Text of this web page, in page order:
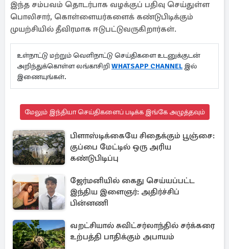
இந்த சம்பவம் தொடர்பாக வழக்குப் பதிவு செய்துள்ள
பொலிசார், கொள்ளையர்களைக் கண்டுபிடிக்கும்
முயற்சியில் தீவிரமாக ஈடுபட்டுவருகிறார்கள்.
உள்நாட்டு மற்றும் வெளிநாட்டு செய்திகளை உடனுக்குடன்
அறிந்துக்கொள்ள லங்காசிறி WHATSAPP CHANNEL இல்
இணையுங்கள்.
மேலும் இந்தியா செய்திகளைப் படிக்க இங்கே அழுத்தவும்
பிளாஸ்டிக்கையே சிதைக்கும் பூஞ்சை:
குப்பை மேட்டில் ஒரு அரிய
கண்டுபிடிப்பு
ஜேர்மனியில் கைது செய்யப்பட்ட
இந்திய இளைஞர்: அதிர்ச்சிப்
பின்னணி
வறட்சியால் சுவிட்சர்லாந்தில் சர்க்கரை
உற்பத்தி பாதிக்கும் அபாயம்